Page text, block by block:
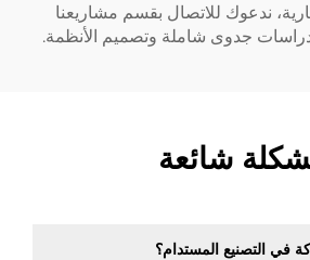
ندعوك للاتصال بقسم مشاريعنا
جدوى شاملة وتصميم الأنظمة.
شائعة
في التصنيع المستدام؟